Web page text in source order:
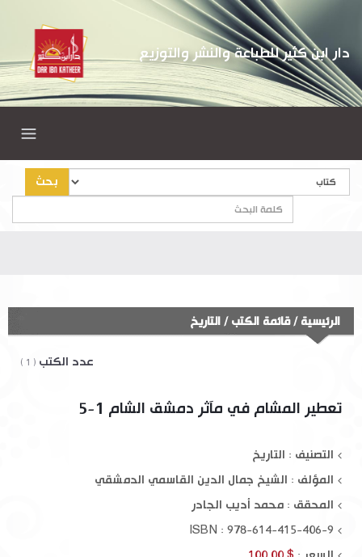
دار ابن كثير للطباعة والنشر والتوزيع
بحث
الرئيسية /قائمة الكتب/ التاريخ
عدد الكتب ( 1 )
تعطير المشام في مآثر دمشق الشام 1-5
التصنيف : التاريخ
المؤلف : الشيخ جمال الدين القاسمي الدمشقي
المحقق : محمد أديب الجادر
ISBN : 978-614-415-406-9